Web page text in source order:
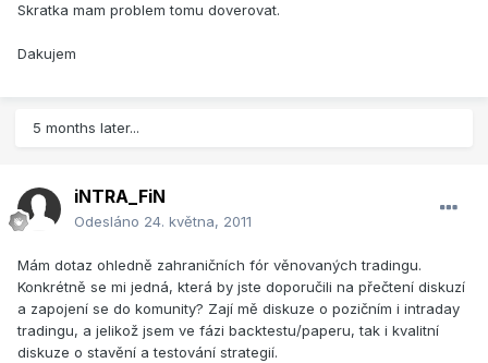
Skratka mam problem tomu doverovat.
Dakujem
5 months later...
iNTRA_FiN
Odesláno 24. května, 2011
Mám dotaz ohledně zahraničních fór věnovaných tradingu.
Konkrétně se mi jedná, která by jste doporučili na přečtení diskuzí
a zapojení se do komunity? Zají mě diskuze o pozičním i intraday
tradingu, a jelikož jsem ve fázi backtestu/paperu, tak i kvalitní
diskuze o stavění a testování strategií.